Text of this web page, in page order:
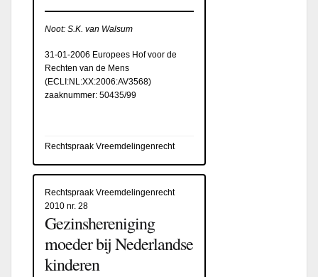
Noot: S.K. van Walsum
31-01-2006 Europees Hof voor de
Rechten van de Mens
(ECLI:NL:XX:2006:AV3568)
zaaknummer: 50435/99
Rechtspraak Vreemdelingenrecht
Rechtspraak Vreemdelingenrecht
2010 nr. 28
Gezinshereniging
moeder bij Nederlandse
kinderen